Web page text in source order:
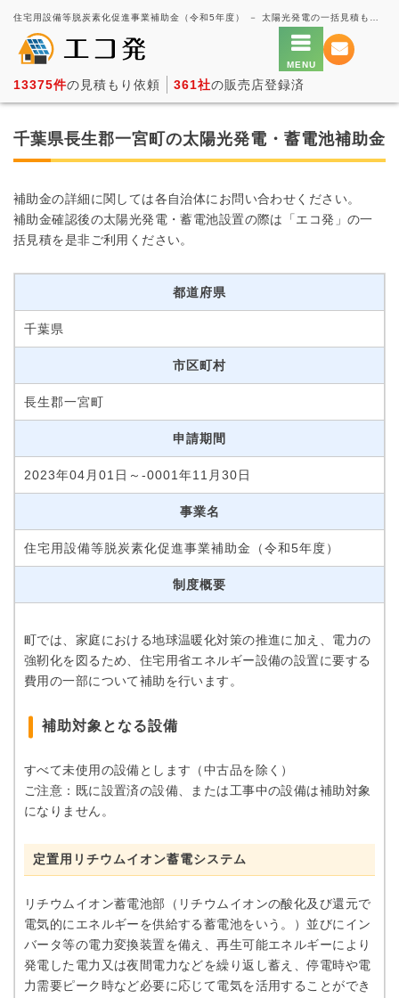
13375件の見積もり依頼 361社の販売店登録済
千葉県長生郡一宮町の太陽光発電・蓄電池補助金
補助金の詳細に関しては各自治体にお問い合わせください。
補助金確認後の太陽光発電・蓄電池設置の際は「エコ発」の一
括見積を是非ご利用ください。
都道府県
千葉県
市区町村
長生郡一宮町
申請期間
2023年04月01日～-0001年11月30日
事業名
住宅用設備等脱炭素化促進事業補助金（令和5年度）
制度概要
町では、家庭における地球温暖化対策の推進に加え、電力の
強靭化を図るため、住宅用省エネルギー設備の設置に要する
費用の一部について補助を行います。
補助対象となる設備
すべて未使用の設備とします（中古品を除く）
ご注意：既に設置済の設備、または工事中の設備は補助対象
になりません。
定置用リチウムイオン蓄電システム
リチウムイオン蓄電池部（リチウムイオンの酸化及び還元で
電気的にエネルギーを供給する蓄電池をいう。）並びにイン
バータ等の電力変換装置を備え、再生可能エネルギーにより
発電した電力又は夜間電力などを繰り返し蓄え、停電時や電
力需要ピーク時など必要に応じて電気を活用することができ